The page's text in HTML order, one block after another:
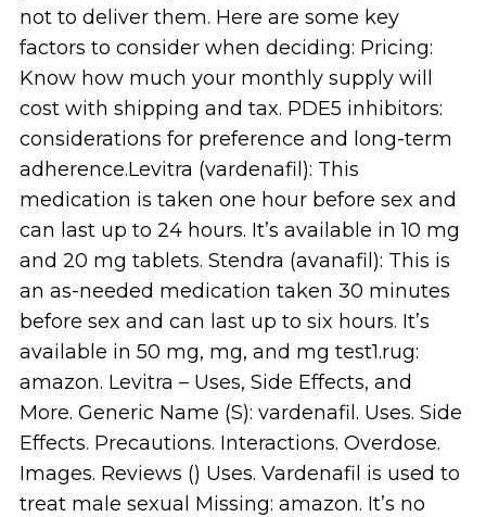
not to deliver them. Here are some key
factors to consider when deciding: Pricing:
Know how much your monthly supply will
cost with shipping and tax. PDE5 inhibitors:
considerations for preference and long-term
adherence.Levitra (vardenafil): This
medication is taken one hour before sex and
can last up to 24 hours. It’s available in 10 mg
and 20 mg tablets. Stendra (avanafil): This is
an as-needed medication taken 30 minutes
before sex and can last up to six hours. It’s
available in 50 mg, mg, and mg test1.rug:
amazon. Levitra – Uses, Side Effects, and
More. Generic Name (S): vardenafil. Uses. Side
Effects. Precautions. Interactions. Overdose.
Images. Reviews () Uses. Vardenafil is used to
treat male sexual Missing: amazon. It’s no